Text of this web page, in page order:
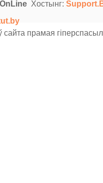
Хостынг:
прамая